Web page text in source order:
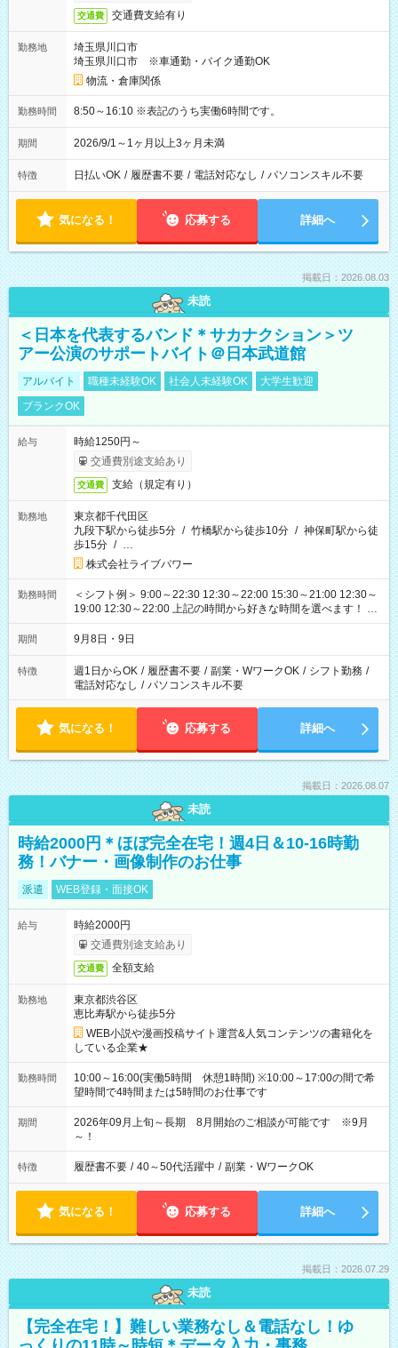
交通費 交通費支給有り
勤務地
埼玉県川口市
埼玉県川口市 ※車通勤・バイク通勤OK
物流・倉庫関係
勤務時間 8:50～16:10 ※表記のうち実働6時間です。
期間 2026/9/1～1ヶ月以上3ヶ月未満
特徴 日払いOK / 履歴書不要 / 電話対応なし / パソコンスキル不要
気になる！ 応募する 詳細へ
掲載日：2026.08.03
未読
＜日本を代表するバンド＊サカナクション＞ツ
アー公演のサポートバイト＠日本武道館
アルバイト 職種未経験OK 社会人未経験OK
大学生歓迎
ブランクOK
給与
時給1250円～
交通費別途支給あり
交通費 支給（規定有り）
勤務地
東京都千代田区
九段下駅から徒歩5分 / 竹橋駅から徒歩10分 / 神保町駅から徒
歩15分 / …
株式会社ライブパワー
勤務時間
＜シフト例＞ 9:00～22:30 12:30～22:00 15:30～21:00 12:30～
19:00 12:30～22:00 上記の時間から好きな時間を選べます！ ※
時間は変更となる可能性があります
期間 9月8日・9日
特徴 週1日からOK / 履歴書不要 / 副業・WワークOK / シフト勤務 /
電話対応なし / パソコンスキル不要
気になる！ 応募する 詳細へ
掲載日：2026.08.07
未読
時給2000円＊ほぼ完全在宅！週4日＆10-16時勤
務！バナー・画像制作のお仕事
派遣 WEB登録・面接OK
給与
時給2000円
交通費別途支給あり
交通費 全額支給
勤務地
東京都渋谷区
恵比寿駅から徒歩5分
WEB小説や漫画投稿サイト運営&人気コンテンツの書籍化を
している企業★
勤務時間
10:00～16:00(実働5時間 休憩1時間) ※10:00～17:00の間で希
望時間で4時間または5時間のお仕事です
期間
2026年09月上旬～長期 8月開始のご相談が可能です ※9月
～！
特徴 履歴書不要 / 40～50代活躍中 / 副業・WワークOK
気になる！ 応募する 詳細へ
掲載日：2026.07.29
未読
【完全在宅！】難しい業務なし＆電話なし！ゆ